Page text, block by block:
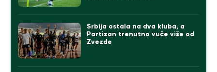
Srbija ostala na dva kluba, a
Partizan trenutno vuče više od
Zvezde